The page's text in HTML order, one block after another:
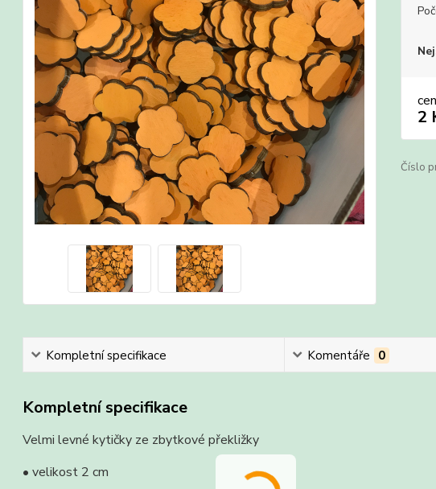
2
Číslo
Kompletní specifikace Komentáře 0
Kompletní specifikace
Velmi levné kytičky ze zbytkové překližky
• velikost 2 cm